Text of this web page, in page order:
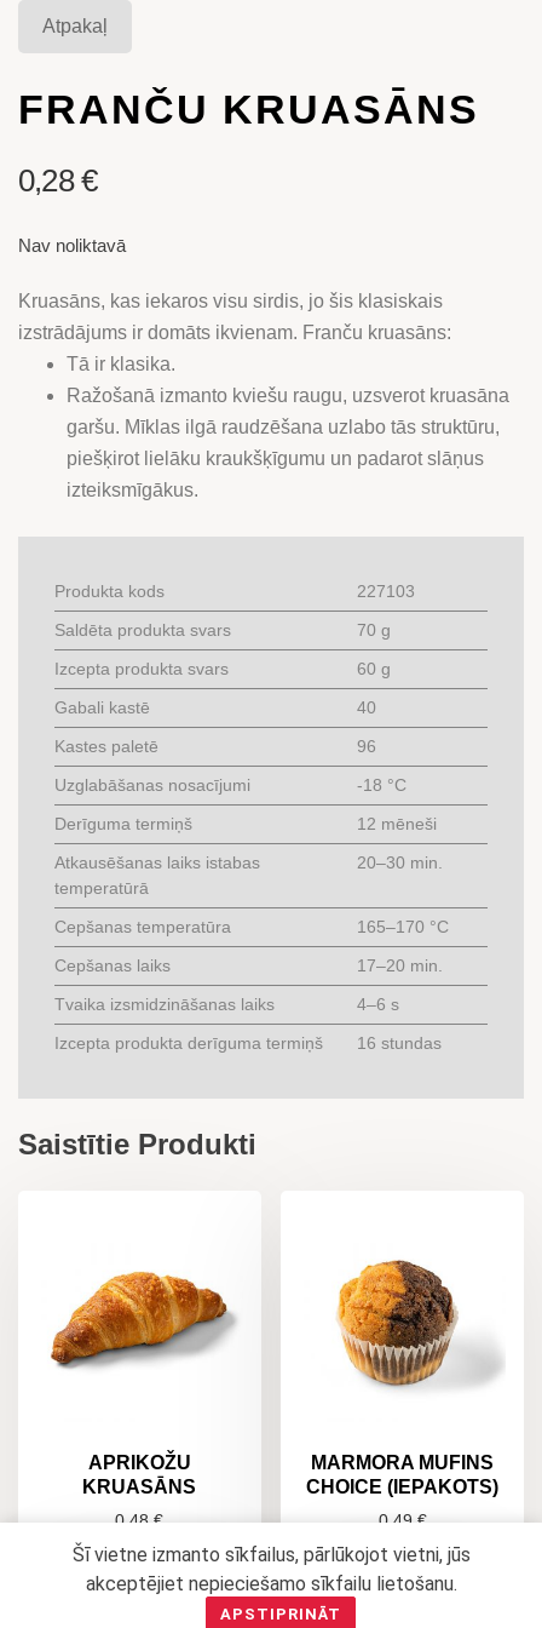
Atpakaļ
FRANČU KRUASĀNS
0,28€
Nav noliktavā
Kruasāns, kas iekaros visu sirdis, jo šis klasiskais
izstrādājums ir domāts ikvienam. Franču kruasāns:
Tā ir klasika.
Ražošanā izmanto kviešu raugu, uzsverot kruasāna
garšu. Mīklas ilgā raudzēšana uzlabo tās struktūru,
piešķirot lielāku kraukšķīgumu un padarot slāņus
izteiksmīgākus.
Produkta kods
227103
Saldēta produkta svars
70 g
Izcepta produkta svars
60 g
Gabali kastē
40
Kastes paletē
96
Uzglabāšanas nosacījumi
-18 °C
Derīguma termiņš
12 mēneši
Atkausēšanas laiks istabas
temperatūrā
20–30 min.
Cepšanas temperatūra
165–170 °C
Cepšanas laiks
17–20 min.
Tvaika izsmidzināšanas laiks
4–6 s
Izcepta produkta derīguma termiņš
16 stundas
Saistītie Produkti
APRIKOŽU
KRUASĀNS
0,48€
PIEVIENOT
MARMORA MUFINS
CHOICE (IEPAKOTS)
0,49 €
LASĪT VAIRĀK
Šī vietne izmanto sīkfailus, pārlūkojot vietni, jūs
akceptējiet nepieciešamo sīkfailu lietošanu.
APSTIPRINĀT